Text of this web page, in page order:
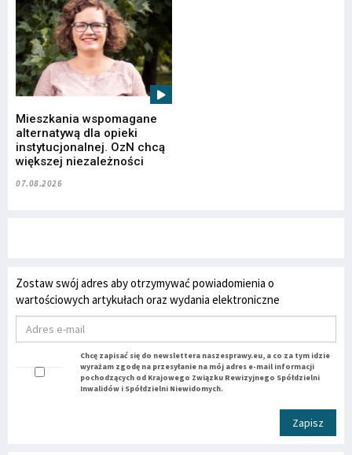
Mieszkania wspomagane
alternatywą dla opieki
instytucjonalnej. OzN chcą
większej niezależności
07.08.2026
Zostaw swój adres aby otrzymywać powiadomienia o
wartościowych artykułach oraz wydania elektroniczne
Chcę zapisać się do newslettera naszesprawy.eu, a co za tym idzie
wyrażam zgodę na przesyłanie na mój adres e-mail informacji
pochodzących od Krajowego Związku Rewizyjnego Spółdzielni
Inwalidów i Spółdzielni Niewidomych.
Zapisz